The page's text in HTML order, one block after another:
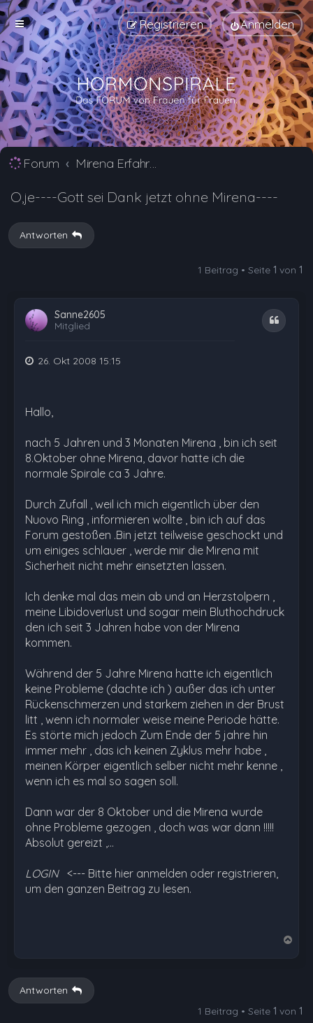
Anmelden
Registrieren
Forum Mirena Erfahrungsberichte und Nebenwirkungen
O,je----Gott sei Dank jetzt ohne Mirena----
Antworten
1 Beitrag • Seite 1 von 1
Sanne2605
Mitglied
Zitat
26. Okt 2008 15:15
Hallo,
nach 5 Jahren und 3 Monaten Mirena , bin ich seit
8.Oktober ohne Mirena, davor hatte ich die
normale Spirale ca 3 Jahre.
Durch Zufall , weil ich mich eigentlich über den
Nuovo Ring , informieren wollte , bin ich auf das
Forum gestoßen .Bin jetzt teilweise geschockt und
um einiges schlauer , werde mir die Mirena mit
Sicherheit nicht mehr einsetzten lassen.
Ich denke mal das mein ab und an Herzstolpern ,
meine Libidoverlust und sogar mein Bluthochdruck
den ich seit 3 Jahren habe von der Mirena
kommen.
Während der 5 Jahre Mirena hatte ich eigentlich
keine Probleme (dachte ich ) außer das ich unter
Rückenschmerzen und starkem ziehen in der Brust
litt , wenn ich normaler weise meine Periode hätte.
Es störte mich jedoch Zum Ende der 5 jahre hin
immer mehr , das ich keinen Zyklus mehr habe ,
meinen Körper eigentlich selber nicht mehr kenne ,
wenn ich es mal so sagen soll.
Dann war der 8 Oktober und die Mirena wurde
ohne Probleme gezogen , doch was war dann !!!!!
Absolut gereizt ,…
LOGIN <--- Bitte hier anmelden oder registrieren,
um den ganzen Beitrag zu lesen.
b
Antworten
1 Beitrag • Seite 1 von 1